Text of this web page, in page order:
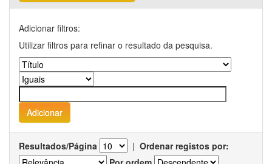
Adicionar filtros:
Utilizar filtros para refinar o resultado da pesquisa.
Resultados/Página | Ordenar registos por: